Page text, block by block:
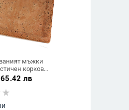
мъжки
корков
монети, двойно
65.42 лв